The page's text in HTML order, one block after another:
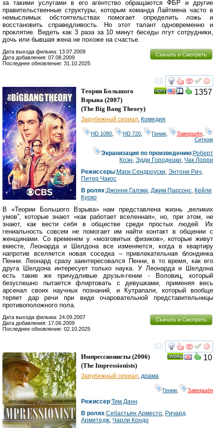
за такими услугами в его агентство обращаются ФБР и другие
правительственные структуры, которым команда Лайтмена часто в
немыслимых обстоятельствах помогает определить ложь и
восстановить справедливость. Но этот талант одновременно и
проклятие. Видеть как 3 раза за 10 минут беседы лгут сотрудники,
дочь или бывшая жена не похоже на счастье.
Скачать и Смотреть
Дата выхода фильма: 13.07.2009
Дата добавления: 07.08.2009
Последнее обновление: 31.10.2025
смотреть
1357
Теория Большого
Взрыва (2007)
(The Big Bang Theory)
Зарубежный сериал, Комедия
HD 1080 HD 720 Гении Завершён
Ситком
Экранизация по произведению:Роберт
Коэн,Эдди Городецки, Чак Лорри
Режиссеры:Марк Сендроуски, Энтони Рич,
Питер Чакос
В ролях:Джонни Галэки, Джим Парсонс, Кейли
Куоко
В «Теории Большого Взрыва» нам представлена жизнь „великих
умов”, которые знают «как работает вселенная», но, при этом, не
знают, как вести себя в обществе среди простых людей. Их
гениальность совсем не помогает им найти контакт в общении с
женщинами. Со временем у «мозговитых физиков», которые живут
вместе, Леонарда и Шелдона все изменяется, когда в квартиру
напротив вселяется новая соседка – привлекательная блондинка
Пенни. Леонард сразу заинтересовался Пенни, в то время, как его
друга Шелдона интересует только наука. У Леонарда и Шелдона
есть такие же причудливые друзья-гении - Воловиц, который
безуспешно пытается флиртовать с девушками, применяя весь
арсенал своих научных познаний, и Кутрапали, который вообще
теряет дар речи при виде очаровательной представительницы
противоположного пола.
Скачать и Смотреть
Дата выхода фильма: 24.09.2007
Дата добавления: 17.06.2009
Последнее обновление: 02.10.2025
смотреть
10
Импрессионисты (2006)
(The Impressionists)
Зарубежный сериал, драма
Гении Завершён
Режиссер:Тим Данн
В ролях:Себастьян Арместо, Ричард
Армитедж, Чарли Кондо